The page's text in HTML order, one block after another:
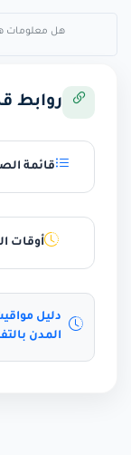
هل معلومات
روابط
قائمة
أوقات
دليل
المدن